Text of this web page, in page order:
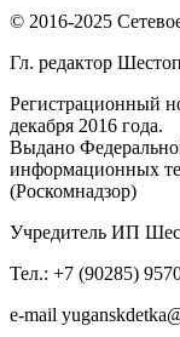
© 2016-2025
Гл. редактор
Регистрационный
декабря 2016 года.
Выдано
информационных
(Роскомнадзор)
Учредитель ИП
Тел.: +7 (90285)
e-mail y